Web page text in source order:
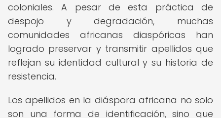
coloniales. A pesar de esta práctica de
despojo y degradación, muchas
comunidades africanas diaspóricas han
logrado preservar y transmitir apellidos que
reflejan su identidad cultural y su historia de
resistencia.
Los apellidos en la diáspora africana no solo
son una forma de identificación, sino que